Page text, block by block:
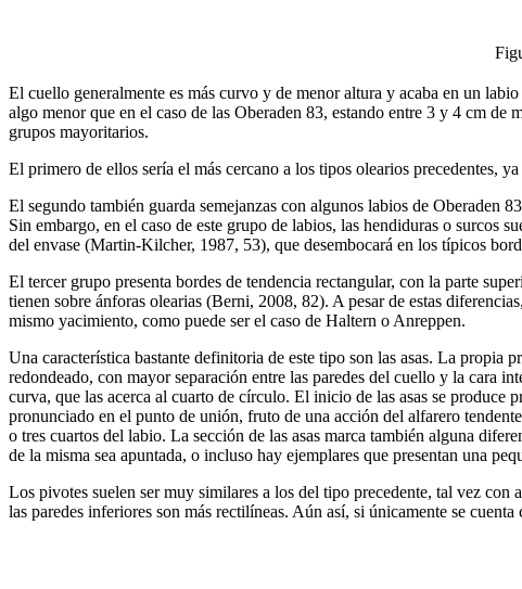
El cuello generalmente es más curvo y de menor altura y acaba en un
algo menor que en el caso de las Oberaden 83, estando entre 3 y 4 cm
grupos mayoritarios.
El primero de ellos sería el más cercano a los tipos olearios precedentes,
El segundo también guarda semejanzas con algunos labios de Oberaden
Sin embargo, en el caso de este grupo de labios, las hendiduras o surcos
del envase (Martin-Kilcher, 1987, 53), que desembocará en los típicos
El tercer grupo presenta bordes de tendencia rectangular, con la parte
tienen sobre ánforas olearias (Berni, 2008, 82). A pesar de estas
mismo yacimiento, como puede ser el caso de Haltern o Anreppen.
Una característica bastante definitoria de este tipo son las asas. La propia
redondeado, con mayor separación entre las paredes del cuello y la cara
curva, que las acerca al cuarto de círculo. El inicio de las asas se produce
pronunciado en el punto de unión, fruto de una acción del alfarero
o tres cuartos del labio. La sección de las asas marca también alguna
de la misma sea apuntada, o incluso hay ejemplares que presentan una
Los pivotes suelen ser muy similares a los del tipo precedente, tal vez
las paredes inferiores son más rectilíneas. Aún así, si únicamente se